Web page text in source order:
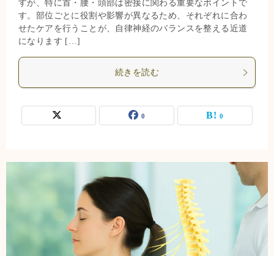
すが、特に首・腰・頭部は密接に関わる重要なポイントで
す。部位ごとに役割や影響が異なるため、それぞれに合わ
せたケアを行うことが、自律神経のバランスを整える近道
になります […]
続きを読む
0 0